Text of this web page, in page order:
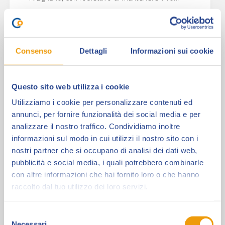
Consenso Dettagli Informazioni sui cookie
Questo sito web utilizza i cookie
Utilizziamo i cookie per personalizzare contenuti ed
annunci, per fornire funzionalità dei social media e per
analizzare il nostro traffico. Condividiamo inoltre
informazioni sul modo in cui utilizzi il nostro sito con i
nostri partner che si occupano di analisi dei dati web,
pubblicità e social media, i quali potrebbero combinarle
con altre informazioni che hai fornito loro o che hanno
raccolto dal tuo utilizzo dei loro servizi.
Leggi "Arcade